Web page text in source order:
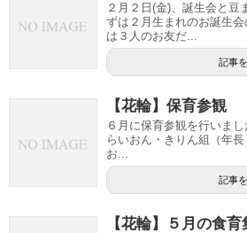
２月２日(金)、誕生会と豆
ずは２月生まれのお誕生
は３人のお友だ...
記事
【花輪】保育参観
６月に保育参観を行いま
らいおん・きりん組（年長
お...
記事
【花輪】５月の食育